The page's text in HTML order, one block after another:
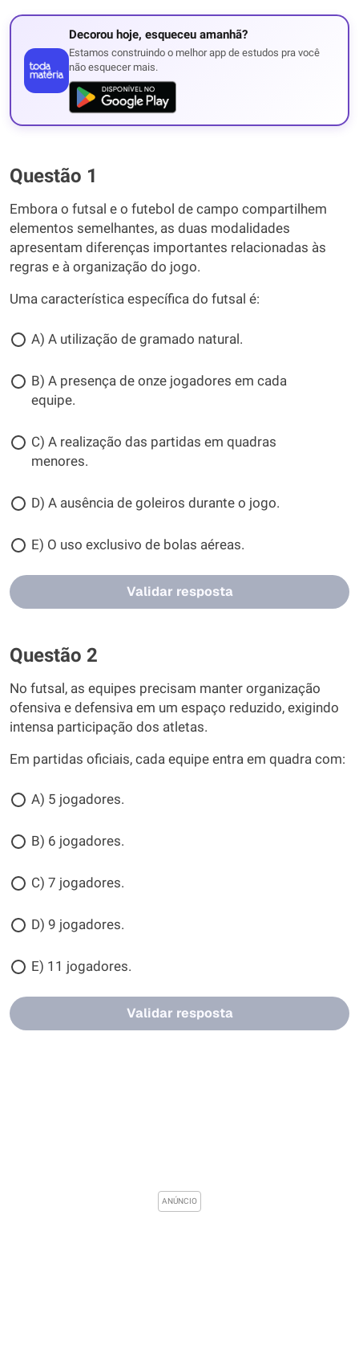
Decorou hoje, esqueceu amanhã?
Estamos construindo o melhor app de estudos pra você
não esquecer mais.
Questão 1
Embora o futsal e o futebol de campo compartilhem
elementos semelhantes, as duas modalidades
apresentam diferenças importantes relacionadas às
regras e à organização do jogo.
Uma característica específica do futsal é:
A) A utilização de gramado natural.
B) A presença de onze jogadores em cada
equipe.
C) A realização das partidas em quadras
menores.
D) A ausência de goleiros durante o jogo.
E) O uso exclusivo de bolas aéreas.
Validar resposta
Questão 2
No futsal, as equipes precisam manter organização
ofensiva e defensiva em um espaço reduzido, exigindo
intensa participação dos atletas.
Em partidas oficiais, cada equipe entra em quadra com:
A) 5 jogadores.
B) 6 jogadores.
C) 7 jogadores.
D) 9 jogadores.
E) 11 jogadores.
Validar resposta